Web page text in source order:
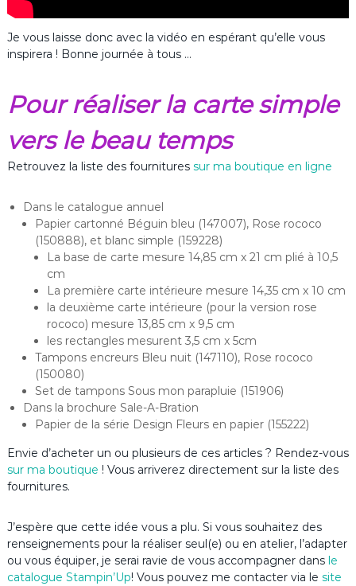
Je vous laisse donc avec la vidéo en espérant qu’elle vous
inspirera ! Bonne journée à tous …
Pour réaliser la carte simple
vers le beau temps
Retrouvez la liste des fournitures sur ma boutique en ligne
Dans le catalogue annuel
Papier cartonné Béguin bleu (147007), Rose rococo
(150888), et blanc simple (159228)
La base de carte mesure 14,85 cm x 21 cm plié à 10,5
cm
La première carte intérieure mesure 14,35 cm x 10 cm
la deuxième carte intérieure (pour la version rose
rococo) mesure 13,85 cm x 9,5 cm
les rectangles mesurent 3,5 cm x 5cm
Tampons encreurs Bleu nuit (147110), Rose rococo
(150080)
Set de tampons Sous mon parapluie (151906)
Dans la brochure Sale-A-Bration
Papier de la série Design Fleurs en papier (155222)
Envie d’acheter un ou plusieurs de ces articles ? Rendez-vous
sur ma boutique ! Vous arriverez directement sur la liste des
fournitures.
J’espère que cette idée vous a plu. Si vous souhaitez des
renseignements pour la réaliser seul(e) ou en atelier, l’adapter
ou vous équiper, je serai ravie de vous accompagner dans le
catalogue Stampin’Up! Vous pouvez me contacter via le site